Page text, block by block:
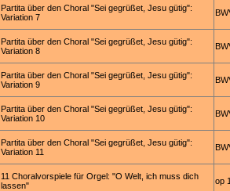
Partita über den Choral "Sei gegrüßet, Jesu gütig":
Variation 7
Partita über den Choral "Sei gegrüßet, Jesu gütig":
Variation 8
Partita über den Choral "Sei gegrüßet, Jesu gütig":
Variation 9
Partita über den Choral "Sei gegrüßet, Jesu gütig":
Variation 10
Partita über den Choral "Sei gegrüßet, Jesu gütig":
Variation 11
11 Choralvorspiele für Orgel: "O Welt, ich muss dich
lassen"
op